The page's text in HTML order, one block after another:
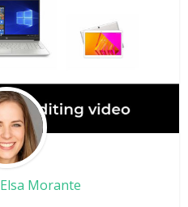
Elsa Morante